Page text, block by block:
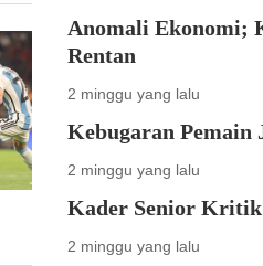
Anomali Ekonomi;
Rentan
2 minggu yang lalu
Kebugaran Pemain
2 minggu yang lalu
Kader Senior Kritik
2 minggu yang lalu